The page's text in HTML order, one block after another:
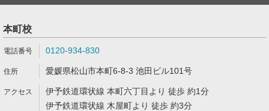
本町校
0120-934-830
愛媛県松山市本町6-8-3 池田ビル101号
伊予鉄道環状線 本町六丁目より 徒歩 約1分
伊予鉄道環状線 木屋町より 徒歩 約3分